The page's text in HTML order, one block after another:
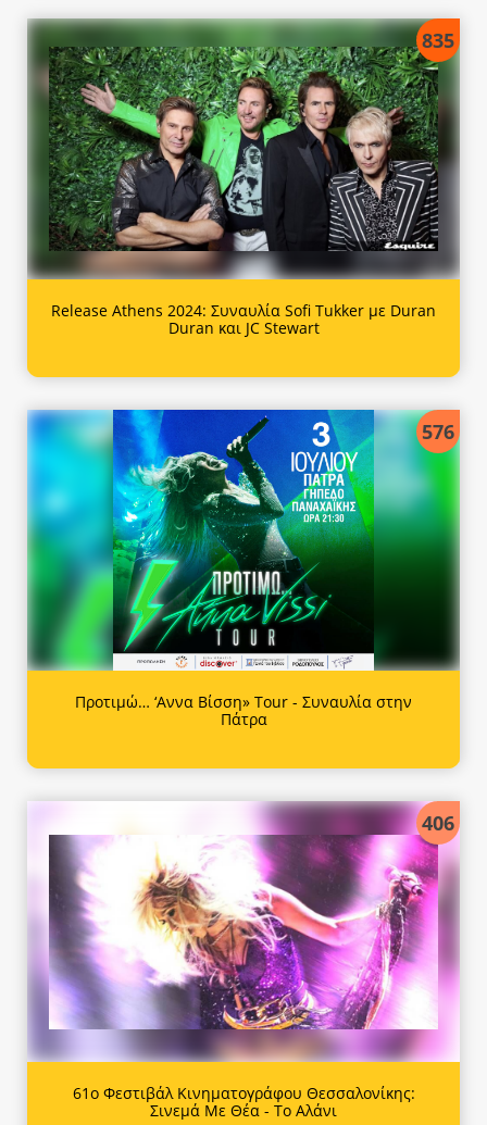
835
Release Athens 2024: Συναυλία Sofi Tukker με Duran
Duran και JC Stewart
576
Προτιμώ… ‘Αννα Βίσση» Tour - Συναυλία στην
Πάτρα
406
61ο Φεστιβάλ Κινηματογράφου Θεσσαλονίκης:
Σινεμά Με Θέα - Το Αλάνι